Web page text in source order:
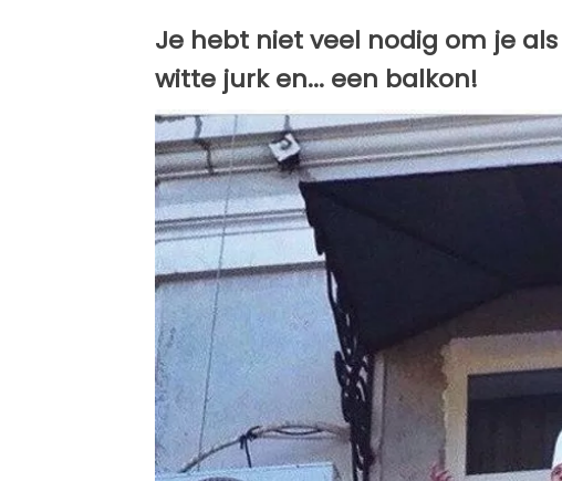
Je hebt niet veel nodig om je
witte jurk en... een balkon!